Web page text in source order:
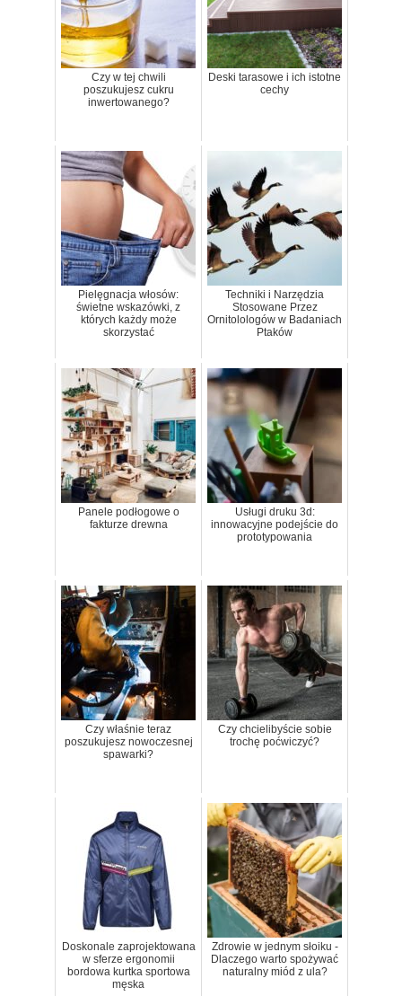
Czy w tej chwili
poszukujesz cukru
inwertowanego?
Deski tarasowe i ich istotne
cechy
Pielęgnacja włosów:
świetne wskazówki, z
których każdy może
skorzystać
Techniki i Narzędzia
Stosowane Przez
Ornitolologów w Badaniach
Ptaków
Panele podłogowe o
fakturze drewna
Usługi druku 3d:
innowacyjne podejście do
prototypowania
Czy właśnie teraz
poszukujesz nowoczesnej
spawarki?
Czy chcielibyście sobie
trochę poćwiczyć?
Doskonale zaprojektowana
w sferze ergonomii
bordowa kurtka sportowa
męska
Zdrowie w jednym słoiku -
Dlaczego warto spożywać
naturalny miód z ula?